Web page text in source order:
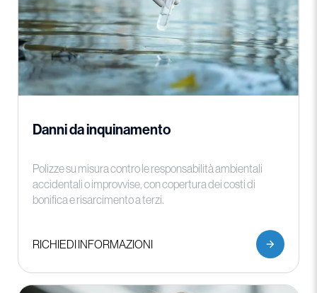
Danni da inquinamento
Polizze su misura contro le responsabilità ambientali
accidentali o improvvise, con copertura dei costi di
bonifica e risarcimento a terzi.
RICHIEDI INFORMAZIONI